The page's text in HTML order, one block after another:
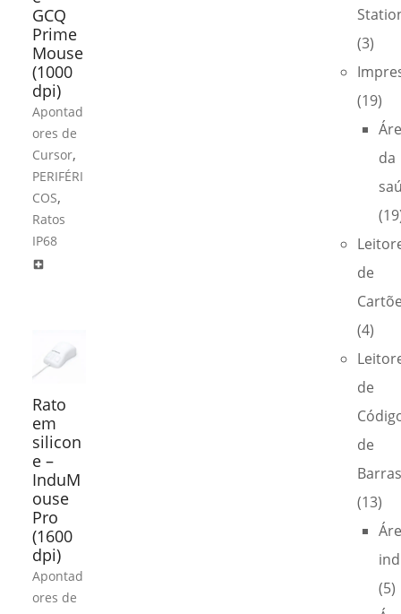
GCQ
Prime
Mouse
(1000
dpi)
Apontad
ores de
Cursor,
PERIFÉRI
COS,
Ratos
IP68
local_hospital
Rato
em
silicon
e –
InduM
ouse
Pro
(1600
dpi)
Apontad
ores de
(3)
(19)
da
de
(4)
de
de
Barras
(13)
(5)